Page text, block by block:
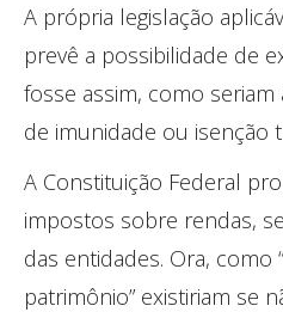
A própria legislação
prevê a possibilidade de
fosse assim, como
de imunidade ou isenção
A Constituição Federal
impostos sobre rendas,
das entidades. Ora, como
patrimônio” existiriam se